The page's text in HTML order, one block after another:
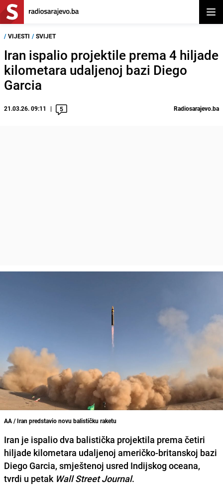
/ VIJESTI / SVIJET
Iran ispalio projektile prema 4 hiljade
kilometara udaljenoj bazi Diego
Garcia
21.03.26. 09:11 5 Radiosarajevo.ba
AA / Iran predstavio novu balističku raketu
Iran je ispalio dva balistička projektila prema četiri
hiljade kilometara udaljenoj američko-britanskoj bazi
Diego Garcia, smještenoj usred Indijskog oceana,
tvrdi u petak Wall Street Journal.